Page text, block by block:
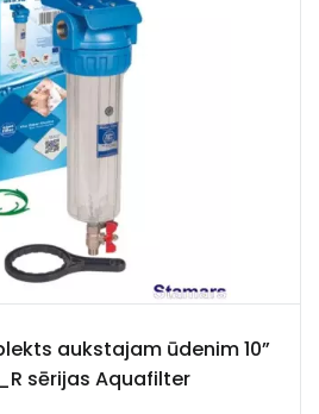
aukstajam ūdenim 10”
sērijas Aquafilter